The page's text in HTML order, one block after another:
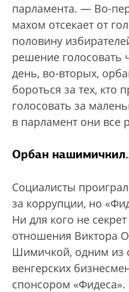
парламента. — Во-
махом отсекает от
половину
решение голосовать
день, во-вторых,
бороться за тех, кто
голосовать за
в парламент они все
Орбан
Социалисты
за коррупции, но
Ни для кого не
отношения Виктора
Шимичкой, одним из
венгерских
спонсором